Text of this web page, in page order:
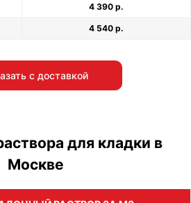
4 390 р.
4 540 р.
с доставкой
для кладки в
Москве